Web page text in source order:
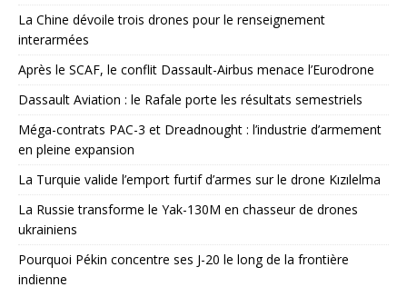
La Chine dévoile trois drones pour le renseignement
interarmées
Après le SCAF, le conflit Dassault-Airbus menace l’Eurodrone
Dassault Aviation : le Rafale porte les résultats semestriels
Méga-contrats PAC-3 et Dreadnought : l’industrie d’armement
en pleine expansion
La Turquie valide l’emport furtif d’armes sur le drone Kızılelma
La Russie transforme le Yak-130M en chasseur de drones
ukrainiens
Pourquoi Pékin concentre ses J-20 le long de la frontière
indienne